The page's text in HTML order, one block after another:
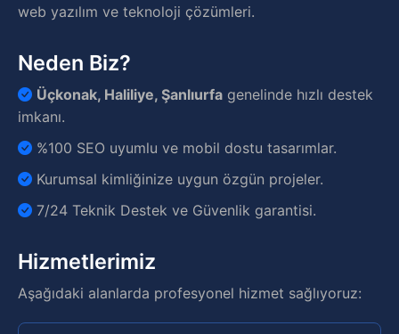
web yazılım ve teknoloji çözümleri.
Neden Biz?
Üçkonak, Haliliye, Şanlıurfa genelinde hızlı destek
imkanı.
%100 SEO uyumlu ve mobil dostu tasarımlar.
Kurumsal kimliğinize uygun özgün projeler.
7/24 Teknik Destek ve Güvenlik garantisi.
Hizmetlerimiz
Aşağıdaki alanlarda profesyonel hizmet sağlıyoruz: